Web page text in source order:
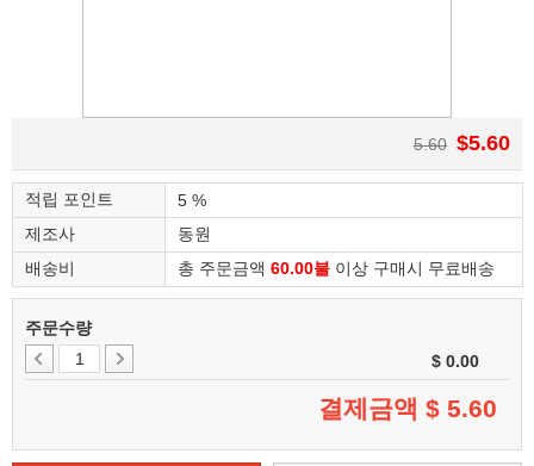
5.60 $5.60
적립 포인트
5 %
제조사
동원
배송비
총 주문금액 60.00불 이상 구매시 무료배송
주문수량
$ 0.00
결제금액 $ 5.60